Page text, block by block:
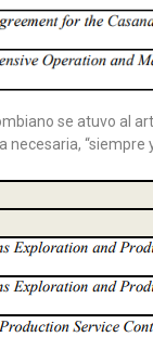
se atuvo al
necesaria, “siempre